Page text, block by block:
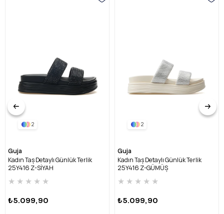
2
Guja
Kadın Taş Detaylı Günlük Terlik
25Y416 Z-SİYAH
★ ★ ★ ★ ★
₺5.099,90
2
Guja
Kadın Taş Detaylı Günlük Terlik
25Y416 Z-GÜMÜŞ
★ ★ ★ ★ ★
₺5.099,90